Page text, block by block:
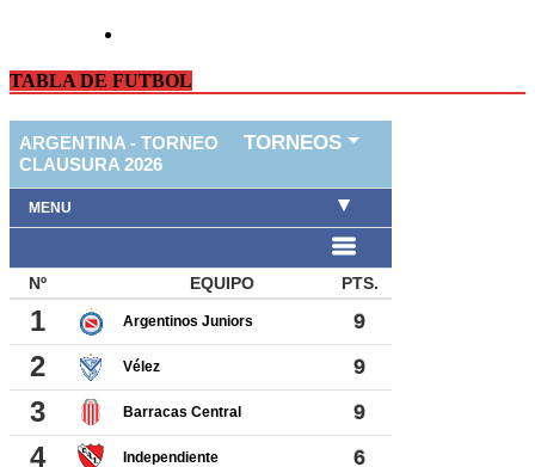
TABLA DE FUTBOL